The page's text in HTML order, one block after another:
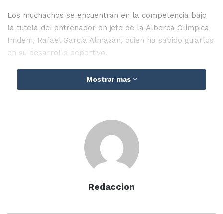
Los muchachos se encuentran en la competencia bajo
la tutela del entrenador en jefe de la Alberca Olímpica
Imdem, Rafael García Almazán, quien ha sabido guiarlos
en su desarrollo deportivo.
Mostrar mas
Redaccion